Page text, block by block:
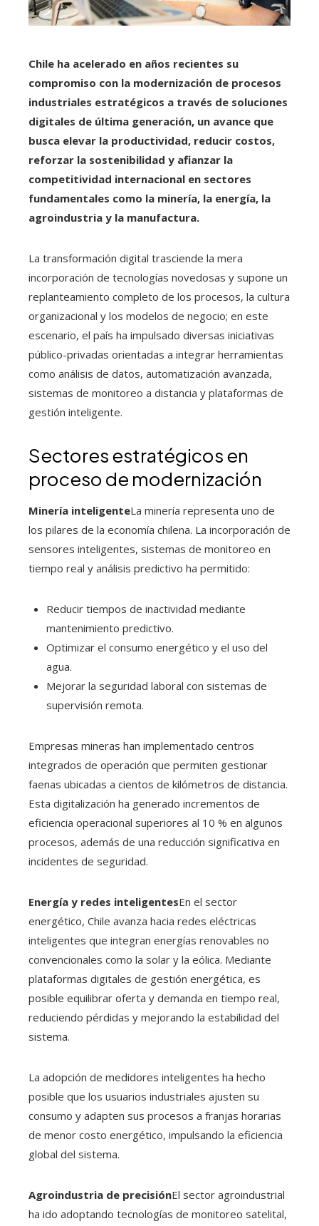
Chile ha acelerado en años recientes su
compromiso con la modernización de procesos
industriales estratégicos a través de soluciones
digitales de última generación, un avance que
busca elevar la productividad, reducir costos,
reforzar la sostenibilidad y afianzar la
competitividad internacional en sectores
fundamentales como la minería, la energía, la
agroindustria y la manufactura.
La transformación digital trasciende la mera
incorporación de tecnologías novedosas y supone un
replanteamiento completo de los procesos, la cultura
organizacional y los modelos de negocio; en este
escenario, el país ha impulsado diversas iniciativas
público-privadas orientadas a integrar herramientas
como análisis de datos, automatización avanzada,
sistemas de monitoreo a distancia y plataformas de
gestión inteligente.
Sectores estratégicos en
proceso de modernización
Minería inteligenteLa minería representa uno de
los pilares de la economía chilena. La incorporación de
sensores inteligentes, sistemas de monitoreo en
tiempo real y análisis predictivo ha permitido:
Reducir tiempos de inactividad mediante
mantenimiento predictivo.
Optimizar el consumo energético y el uso del
agua.
Mejorar la seguridad laboral con sistemas de
supervisión remota.
Empresas mineras han implementado centros
integrados de operación que permiten gestionar
faenas ubicadas a cientos de kilómetros de distancia.
Esta digitalización ha generado incrementos de
eficiencia operacional superiores al 10 % en algunos
procesos, además de una reducción significativa en
incidentes de seguridad.
Energía y redes inteligentesEn el sector
energético, Chile avanza hacia redes eléctricas
inteligentes que integran energías renovables no
convencionales como la solar y la eólica. Mediante
plataformas digitales de gestión energética, es
posible equilibrar oferta y demanda en tiempo real,
reduciendo pérdidas y mejorando la estabilidad del
sistema.
La adopción de medidores inteligentes ha hecho
posible que los usuarios industriales ajusten su
consumo y adapten sus procesos a franjas horarias
de menor costo energético, impulsando la eficiencia
global del sistema.
Agroindustria de precisiónEl sector agroindustrial
ha ido adoptando tecnologías de monitoreo satelital,